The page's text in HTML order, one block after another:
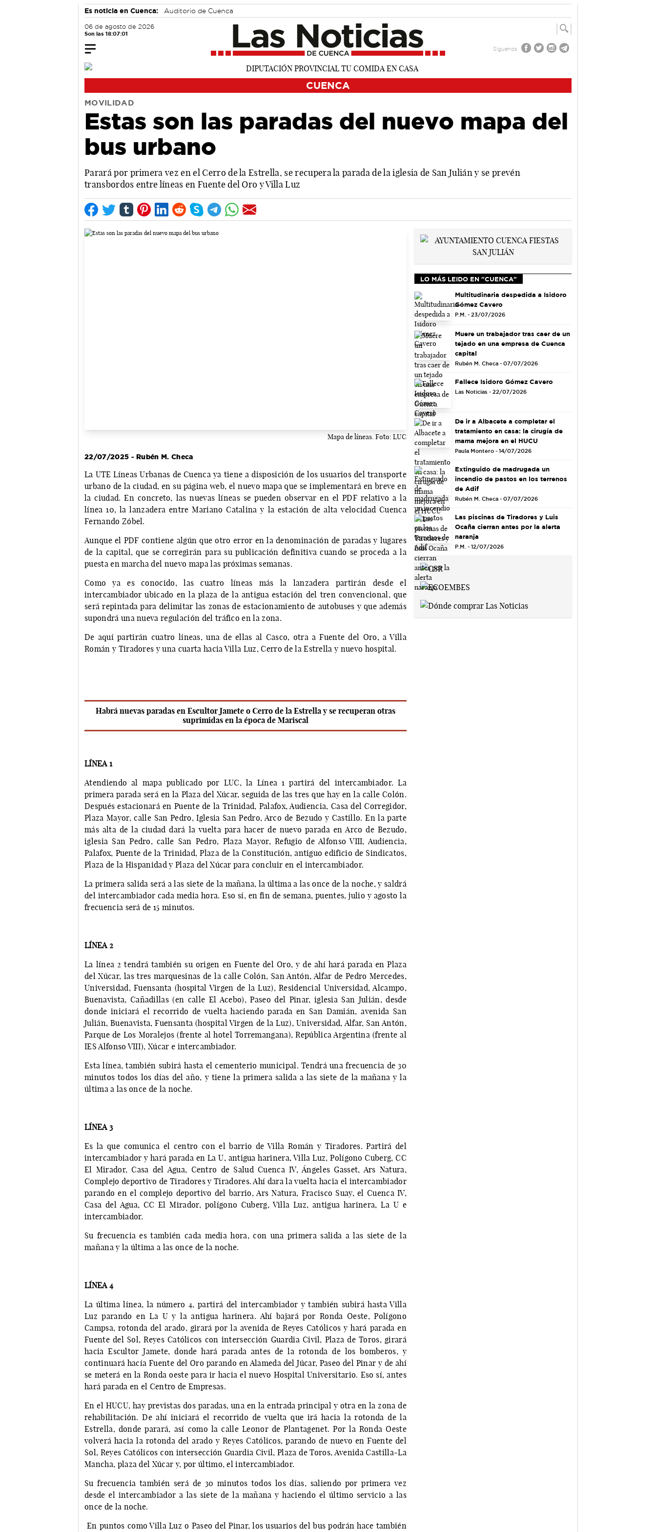
Es noticia en Cuenca: Auditorio de Cuenca
06 de agosto de 2026
Son las 18:07:02
Síguenos
CUENCA
MOVILIDAD
Estas son las paradas del nuevo mapa del
bus urbano
Parará por primera vez en el Cerro de la Estrella, se recupera la parada de la iglesia de San Julián y se prevén
transbordos entre líneas en Fuente del Oro y Villa Luz
Mapa de líneas. Foto: LUC
22/07/2025 - Rubén M. Checa
La UTE Líneas Urbanas de Cuenca ya tiene a disposición de los usuarios del transporte
urbano de la ciudad, en su página web, el nuevo mapa que se implementará en breve en
la ciudad. En concreto, las nuevas líneas se pueden observar en el PDF relativo a la
línea 10, la lanzadera entre Mariano Catalina y la estación de alta velocidad Cuenca
Fernando Zóbel.
Aunque el PDF contiene algún que otro error en la denominación de paradas y lugares
de la capital, que se corregirán para su publicación definitiva cuando se proceda a la
puesta en marcha del nuevo mapa las próximas semanas.
Como ya es conocido, las cuatro líneas más la lanzadera partirán desde el
intercambiador ubicado en la plaza de la antigua estación del tren convencional, que
será repintada para delimitar las zonas de estacionamiento de autobuses y que además
supondrá una nueva regulación del tráfico en la zona.
De aquí partirán cuatro líneas, una de ellas al Casco, otra a Fuente del Oro, a Villa
Román y Tiradores y una cuarta hacia Villa Luz, Cerro de la Estrella y nuevo hospital.
Habrá nuevas paradas en Escultor Jamete o Cerro de la Estrella y se recuperan otras
suprimidas en la época de Mariscal
LÍNEA 1
Atendiendo al mapa publicado por LUC, la Línea 1 partirá del intercambiador. La
primera parada será en la Plaza del Xúcar, seguida de las tres que hay en la calle Colón.
Después estacionará en Puente de la Trinidad, Palafox, Audiencia, Casa del Corregidor,
Plaza Mayor, calle San Pedro, Iglesia San Pedro, Arco de Bezudo y Castillo. En la parte
más alta de la ciudad dará la vuelta para hacer de nuevo parada en Arco de Bezudo,
iglesia San Pedro, calle San Pedro, Plaza Mayor, Refugio de Alfonso VIII, Audiencia,
Palafox, Puente de la Trinidad, Plaza de la Constitución, antiguo edificio de Sindicatos,
Plaza de la Hispanidad y Plaza del Xúcar para concluir en el intercambiador.
La primera salida será a las siete de la mañana, la última a las once de la noche, y saldrá
del intercambiador cada media hora. Eso sí, en fin de semana, puentes, julio y agosto la
frecuencia será de 15 minutos.
LÍNEA 2
La línea 2 tendrá también su origen en Fuente del Oro, y de ahí hará parada en Plaza
del Xúcar, las tres marquesinas de la calle Colón, San Antón, Alfar de Pedro Mercedes,
Universidad, Fuensanta (hospital Virgen de la Luz), Residencial Universidad, Alcampo,
Buenavista, Cañadillas (en calle El Acebo), Paseo del Pinar, iglesia San Julián, desde
donde iniciará el recorrido de vuelta haciendo parada en San Damián, avenida San
Julián, Buenavista, Fuensanta (hospital Virgen de la Luz), Universidad, Alfar, San Antón,
Parque de Los Moralejos (frente al hotel Torremangana), República Argentina (frente al
IES Alfonso VIII), Xúcar e intercambiador.
Esta línea, también subirá hasta el cementerio municipal. Tendrá una frecuencia de 30
minutos todos los días del año, y tiene la primera salida a las siete de la mañana y la
última a las once de la noche.
LÍNEA 3
Es la que comunica el centro con el barrio de Villa Román y Tiradores. Partirá del
intercambiador y hará parada en La U, antigua harinera, Villa Luz, Polígono Cuberg, CC
El Mirador, Casa del Agua, Centro de Salud Cuenca IV, Ángeles Gasset, Ars Natura,
Complejo deportivo de Tiradores y Tiradores. Ahí dara la vuelta hacia el intercambiador
parando en el complejo deportivo del barrio, Ars Natura, Fracisco Suay, el Cuenca IV,
Casa del Agua, CC El Mirador, polígono Cuberg, Villa Luz, antigua harinera, La U e
intercambiador.
Su frecuencia es también cada media hora, con una primera salida a las siete de la
mañana y la última a las once de la noche.
LÍNEA 4
La última línea, la número 4, partirá del intercambiador y también subirá hasta Villa
Luz parando en La U y la antigua harinera. Ahí bajará por Ronda Oeste, Polígono
Campsa, rotonda del arado, girará por la avenida de Reyes Católicos y hará parada en
Fuente del Sol, Reyes Católicos con intersección Guardia Civil, Plaza de Toros, girará
hacia Escultor Jamete, donde hará parada antes de la rotonda de los bomberos, y
continuará hacía Fuente del Oro parando en Alameda del Júcar, Paseo del Pinar y de ahí
se meterá en la Ronda oeste para ir hacia el nuevo Hospital Universitario. Eso sí, antes
hará parada en el Centro de Empresas.
En el HUCU, hay previstas dos paradas, una en la entrada principal y otra en la zona de
rehabilitación. De ahí iniciará el recorrido de vuelta que irá hacia la rotonda de la
Estrella, donde parará, así como la calle Leonor de Plantagenet. Por la Ronda Oeste
volverá hacia la rotonda del arado y Reyes Católicos, parando de nuevo en Fuente del
Sol, Reyes Católicos con intersección Guardia Civil, Plaza de Toros, Avenida Castilla-La
Mancha, plaza del Xúcar y, por último, el intercambiador.
Su frecuencia también será de 30 minutos todos los días, saliendo por primera vez
desde el intercambiador a las siete de la mañana y haciendo el último servicio a las
once de la noche.
En puntos como Villa Luz o Paseo del Pinar, los usuarios del bus podrán hace también
LO MÁS LEIDO EN "CUENCA"
Multitudinaria despedida a Isidoro
Gómez Cavero
P.M. - 23/07/2026
Muere un trabajador tras caer de un
tejado en una empresa de Cuenca
capital
Rubén M. Checa - 07/07/2026
Fallece Isidoro Gómez Cavero
Las Noticias - 22/07/2026
De ir a Albacete a completar el
tratamiento en casa: la cirugía de
mama mejora en el HUCU
Paula Montero - 14/07/2026
Extinguido de madrugada un
incendio de pastos en los terrenos
de Adif
Rubén M. Checa - 07/07/2026
Las piscinas de Tiradores y Luis
Ocaña cierran antes por la alerta
naranja
P.M. - 12/07/2026